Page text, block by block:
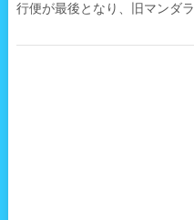
行便が最後となり、旧マンダラ